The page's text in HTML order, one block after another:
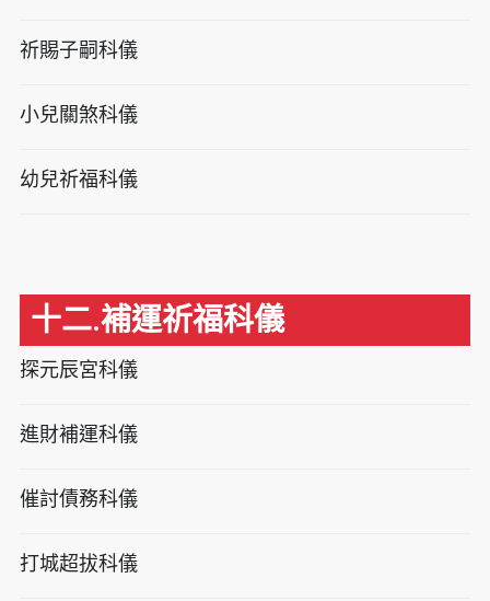
祈賜子嗣科儀
小兒關煞科儀
幼兒祈福科儀
十二.補運祈福科儀
探元辰宮科儀
進財補運科儀
催討債務科儀
打城超拔科儀